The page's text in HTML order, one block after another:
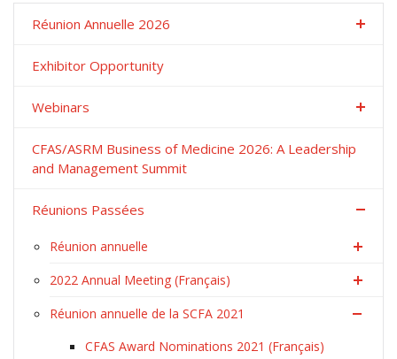
Réunion Annuelle 2026
Exhibitor Opportunity
Webinars
CFAS/ASRM Business of Medicine 2026: A Leadership
and Management Summit
Réunions Passées
Réunion annuelle
2022 Annual Meeting (Français)
Réunion annuelle de la SCFA 2021
CFAS Award Nominations 2021 (Français)